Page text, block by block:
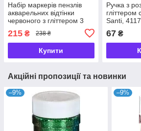
Набір маркерів пензлів
акварельних відтінки
червоного з гліттером 3
390768
215 ₴ 238 ₴
Купити
Ручка з
гліттером
Santi,
67₴
Акційні пропозиції та новинки
–9% –9%